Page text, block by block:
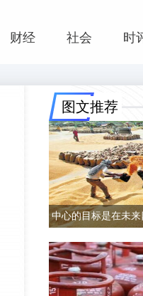
财经 社会 时
图文推荐
中心的目标是在未